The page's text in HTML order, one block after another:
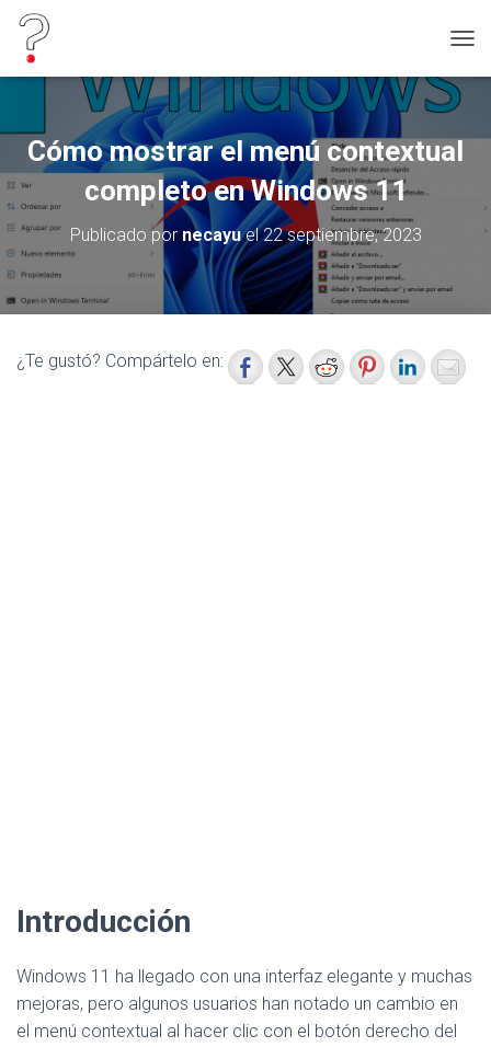
A
I
A
Cómo mostrar el menú contextual
completo en Windows 11
Publicado por necayuel22 septiembre, 2023
¿Te gustó? Compártelo en:
Introducción
Windows 11 ha llegado con una interfaz elegante y muchas
mejoras, pero algunos usuarios han notado un cambio en
el menú contextual al hacer clic con el botón derecho del